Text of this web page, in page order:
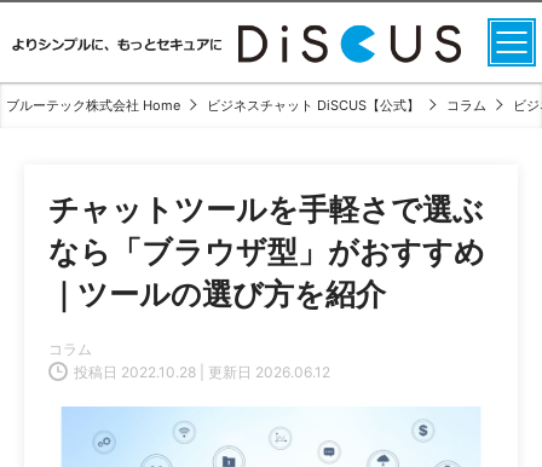
ブルーテック株式会社 Home ビジネスチャット DiSCUS【公式】 コラム ビ
チャットツールを手軽さで選ぶ
なら「ブラウザ型」がおすすめ
｜ツールの選び方を紹介
投稿日 2022.10.28 | 更新日 2026.06.12
コラム